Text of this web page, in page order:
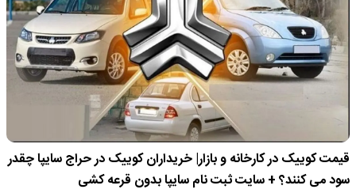
قیمت کوییک در کارخانه و بازار| خریداران کوییک در حراج سایپا چقدر
سود می کنند؟ + سایت ثبت نام سایپا بدون قرعه کشی